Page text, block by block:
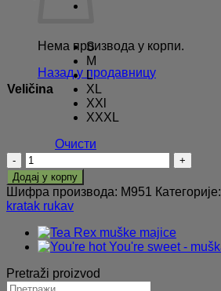
Нема производа у корпи.
Назад у продавницу
Veličina
S
M
L
XL
XXl
XXXL
Очисти
Muške
majice
-
Check
out
these
Melons
количина
Додај у корпу
Шифра производа: M951 Категорије:
kratak rukav
Pretraži proizvod